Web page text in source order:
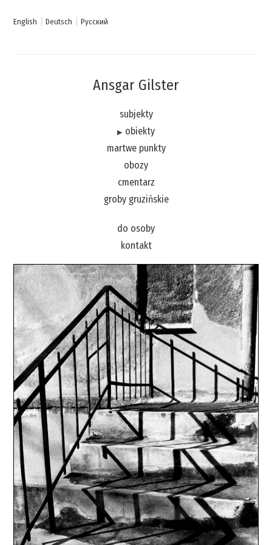
Skip to content
English Deutsch Русский
Ansgar Gilster
subjekty
obiekty
martwe punkty
obozy
cmentarz
groby gruzińskie
do osoby
kontakt